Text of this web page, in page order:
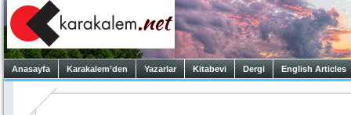
Anasayfa Karakalem’den Yazarlar Kitabevi Dergi English Articles